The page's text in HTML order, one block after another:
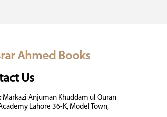
Ahmed Books
Us
Markazi Anjuman Khuddam ul Quran
Lahore 36-K, Model Town,